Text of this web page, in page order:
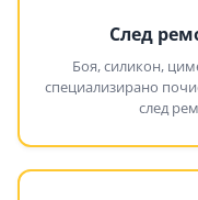
След
Боя, силикон,
специализирано
след